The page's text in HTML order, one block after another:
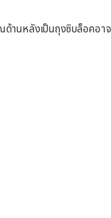
านหลังเป็นถุงซิบล็อคอาจ